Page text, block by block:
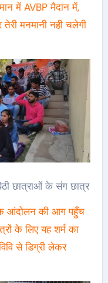
में AVBP मैदान में,
मनमानी नही चलेगी
छात्राओं के संग छात्र
के आंदोलन की आग पहुँच
के लिए यह शर्म का
से डिग्री लेकर